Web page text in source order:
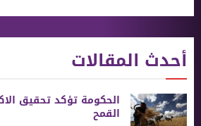
أحدث المقالات
الحكومة تؤكد تحقيق
القمح